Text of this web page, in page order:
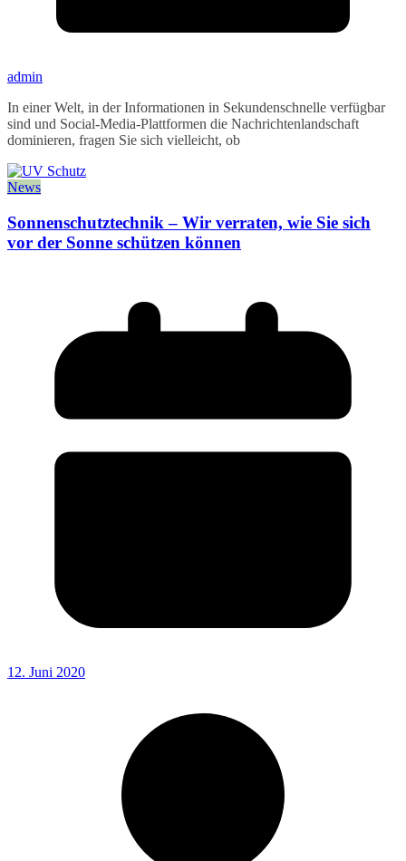
admin
In einer Welt, in der Informationen in Sekundenschnelle verfügbar
sind und Social-Media-Plattformen die Nachrichtenlandschaft
dominieren, fragen Sie sich vielleicht, ob
News
Sonnenschutztechnik – Wir verraten, wie Sie sich
vor der Sonne schützen können
12. Juni 2020